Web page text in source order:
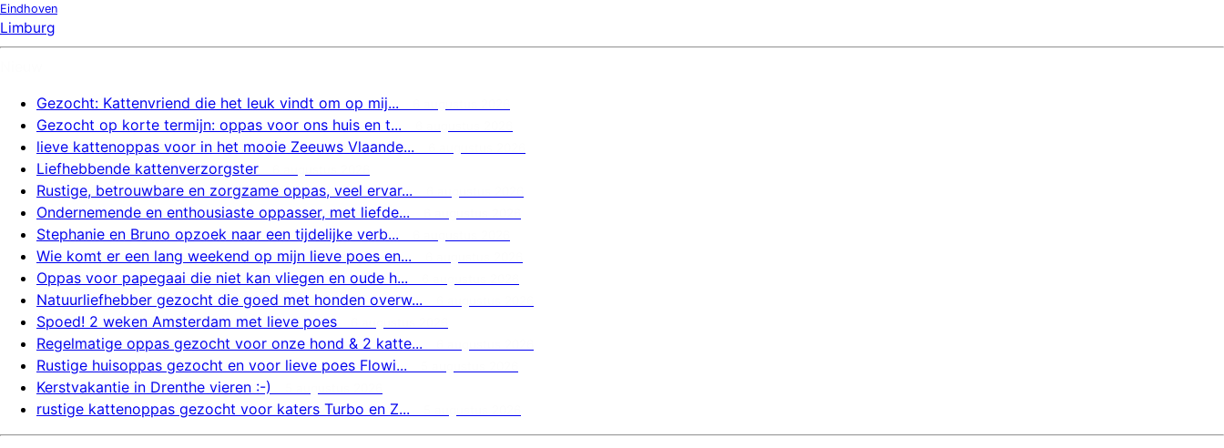
Eindhoven
Limburg
Gezocht: Kattenvriend die het leuk vindt om op mij...
Gezocht op korte termijn: oppas voor ons huis en t...
lieve kattenoppas voor in het mooie Zeeuws Vlaande...
Liefhebbende kattenverzorgster
Rustige, betrouwbare en zorgzame oppas, veel ervar...
Ondernemende en enthousiaste oppasser, met liefde...
Stephanie en Bruno opzoek naar een tijdelijke verb...
Wie komt er een lang weekend op mijn lieve poes en...
Oppas voor papegaai die niet kan vliegen en oude h...
Natuurliefhebber gezocht die goed met honden overw...
Spoed! 2 weken Amsterdam met lieve poes
Regelmatige oppas gezocht voor onze hond & 2 katte...
Rustige huisoppas gezocht en voor lieve poes Flowi...
Kerstvakantie in Drenthe vieren :-)
rustige kattenoppas gezocht voor katers Turbo en Z...